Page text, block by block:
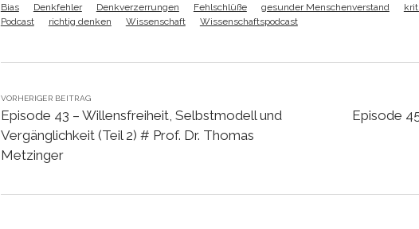
Bias
Denkfehler Denkverzerrungen Fehlschlüße gesunder Menschenverstand
Podcast
richtig denken Wissenschaft Wissenschaftspodcast
VORHERIGER BEITRAG
Episode 43 – Willensfreiheit, Selbstmodell und
Vergänglichkeit (Teil 2) # Prof. Dr. Thomas
Metzinger
Episode